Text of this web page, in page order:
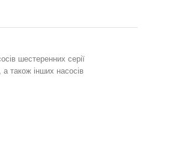
шестеренних серії
також інших насосів